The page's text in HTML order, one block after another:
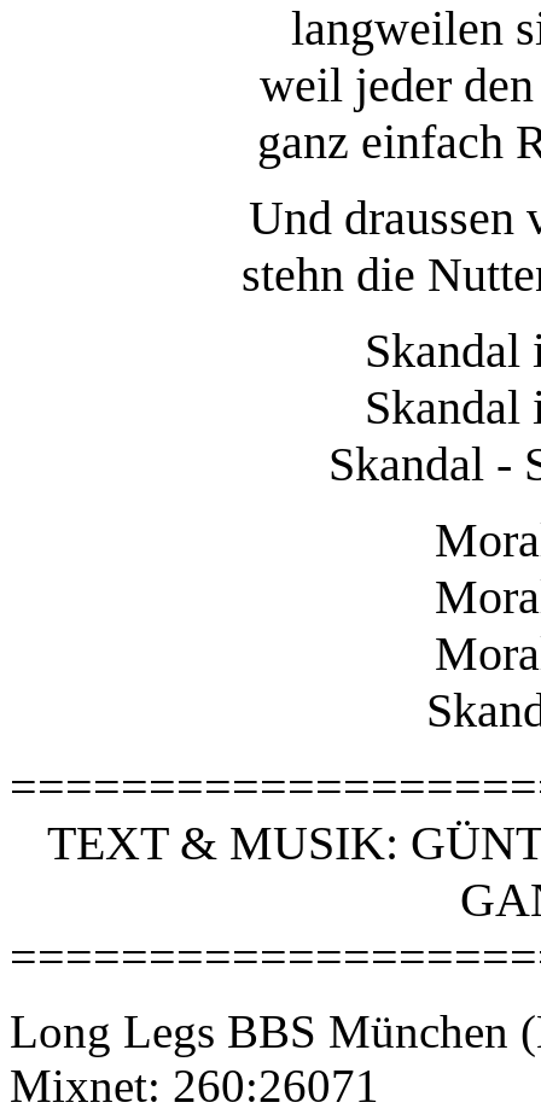
langweilen
weil jeder
ganz einfach
Und draussen
stehn die
Skandal
Skandal
Skandal -
TEXT & MUSIK:
Long Legs BBS München
Mixnet: 260:26071